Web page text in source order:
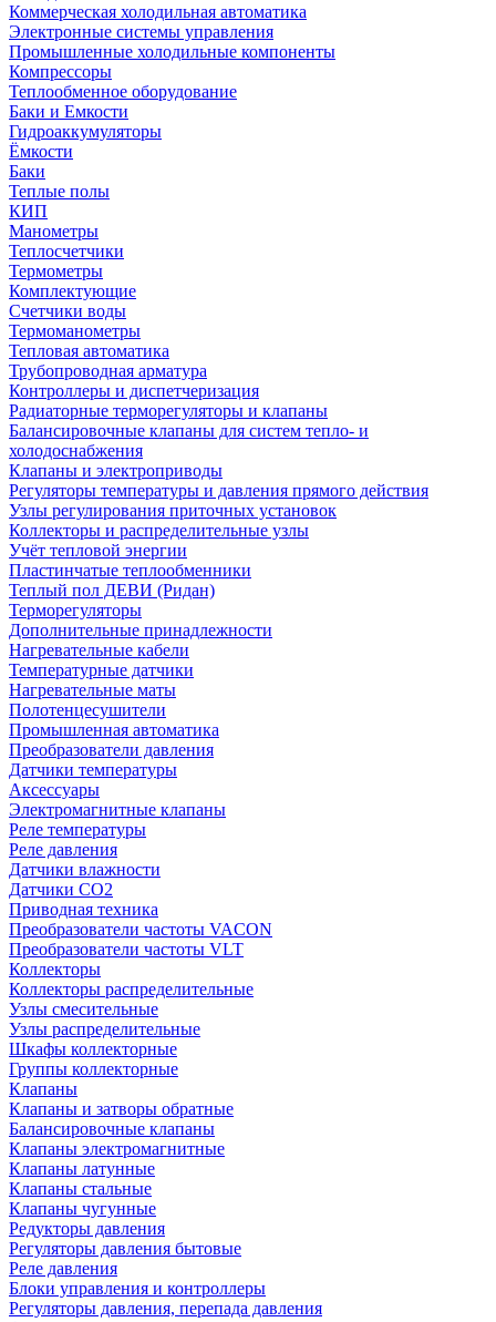
Коммерческая холодильная автоматика
Электронные системы управления
Промышленные холодильные компоненты
Компрессоры
Теплообменное оборудование
Баки и Емкости
Гидроаккумуляторы
Ёмкости
Баки
Теплые полы
КИП
Манометры
Теплосчетчики
Термометры
Комплектующие
Счетчики воды
Термоманометры
Тепловая автоматика
Трубопроводная арматура
Контроллеры и диспетчеризация
Радиаторные терморегуляторы и клапаны
Балансировочные клапаны для систем тепло- и
холодоснабжения
Клапаны и электроприводы
Регуляторы температуры и давления прямого действия
Узлы регулирования приточных установок
Коллекторы и распределительные узлы
Учёт тепловой энергии
Пластинчатые теплообменники
Теплый пол ДЕВИ (Ридан)
Терморегуляторы
Дополнительные принадлежности
Нагревательные кабели
Температурные датчики
Нагревательные маты
Полотенцесушители
Промышленная автоматика
Преобразователи давления
Датчики температуры
Аксессуары
Электромагнитные клапаны
Реле температуры
Реле давления
Датчики влажности
Датчики CO2
Приводная техника
Преобразователи частоты VACON
Преобразователи частоты VLT
Коллекторы
Коллекторы распределительные
Узлы смесительные
Узлы распределительные
Шкафы коллекторные
Группы коллекторные
Клапаны
Клапаны и затворы обратные
Балансировочные клапаны
Клапаны электромагнитные
Клапаны латунные
Клапаны стальные
Клапаны чугунные
Редукторы давления
Регуляторы давления бытовые
Реле давления
Блоки управления и контроллеры
Регуляторы давления, перепада давления